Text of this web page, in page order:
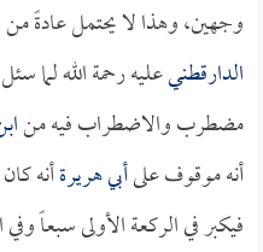
وجهين، وهذا لا يحتمل عادةً
الدارقطنيعليه رحمة الله
مضطرب والاضطراب فيه من
أنه موقوف علىأبي هريرةأنه
فيكبر في الركعة الأولى سبعاً